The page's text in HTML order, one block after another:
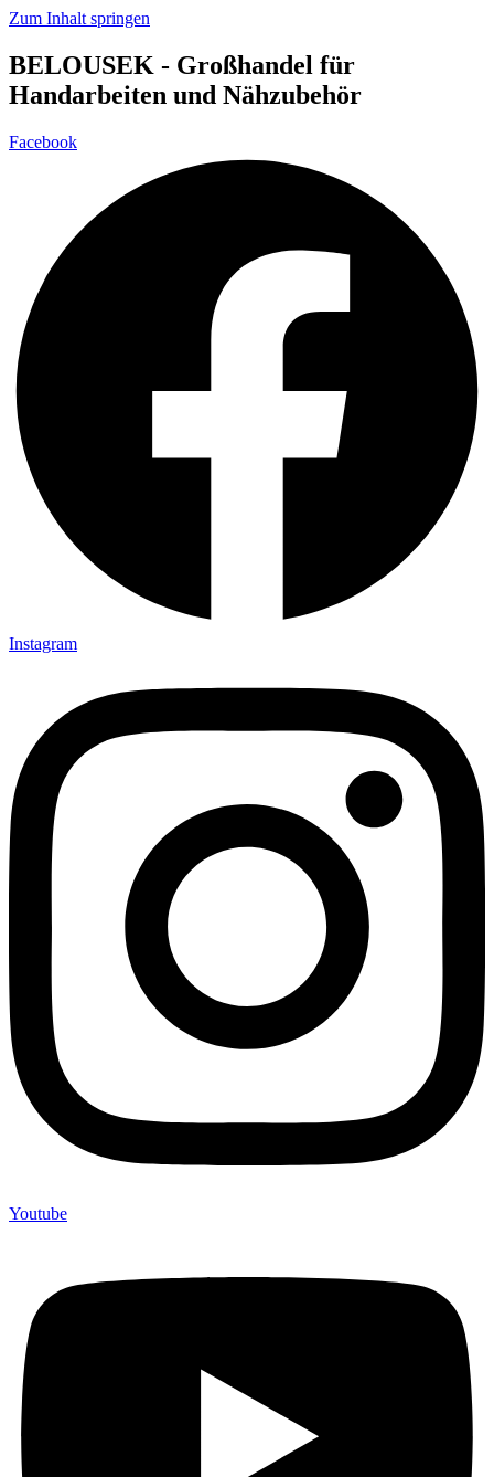
Zum Inhalt springen
BELOUSEK - Großhandel für
Handarbeiten und Nähzubehör
Facebook
Instagram
Youtube